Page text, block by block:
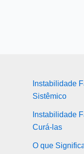
Instabilidade
Sistêmico
Instabilidade
Curá-las
O que